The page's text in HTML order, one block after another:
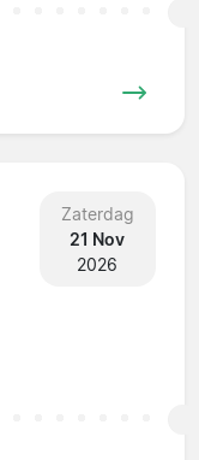
Zaterdag
21 Nov
2026